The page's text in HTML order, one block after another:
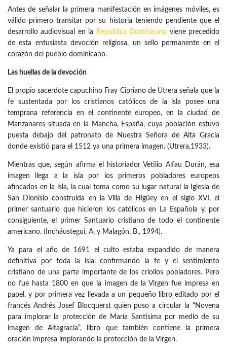
Antes de señalar la primera manifestación en imágenes móviles, es
válido primero transitar por su historia teniendo pendiente que el
desarrollo audiovisual en la
República Dominicana viene precedido
de esta entusiasta devoción religiosa, un sello permanente en el
corazón del pueblo dominicano.
Las huellas de la devoción
El propio sacerdote capuchino Fray Cipriano de Utrera señala que la
fe sustentada por los cristianos católicos de la isla posee una
temprana referencia en el continente europeo, en la ciudad de
Manzanares situada en la Mancha, España, cuya población estuvo
puesta debajo del patronato de Nuestra Señora de Alta Gracia
donde existió para el 1512 ya una primera imagen. (Utrera,1933).
Mientras que, según afirma el historiador Vetilio Alfau Durán, esa
imagen llega a la isla por los primeros pobladores europeos
afincados en la isla, la cual toma como su lugar natural la Iglesia de
San Dionisio construida en la Villa de Higüey en el siglo XVI, el
primer santuario que hicieron los católicos en La Española y, por
consiguiente, el primer Santuario cristiano de todo el continente
americano. (Incháustegui, A. y Malagón, B., 1994).
Ya para el año de 1691 el culto estaba expandido de manera
definitiva por toda la isla, confirmando la fe y el sentimiento
cristiano de una parte importante de los criollos pobladores. Pero
no fue hasta 1800 en que la imagen de la Virgen fue impresa en
papel, y por primera vez llevada a un pequeño libro editado por el
francés Andrés Josef Blocquerst quien puso a circular la “Novena
para implorar la protección de María Santísima por medio de su
imagen de Altagracia”, libro que también contiene la primera
oración impresa implorando la protección de la Virgen.